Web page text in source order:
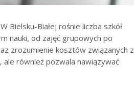
Białej rośnie liczba szkół
nauki, od zajęć grupowych po
zrozumienie kosztów związanych z
również pozwala nawiązywać